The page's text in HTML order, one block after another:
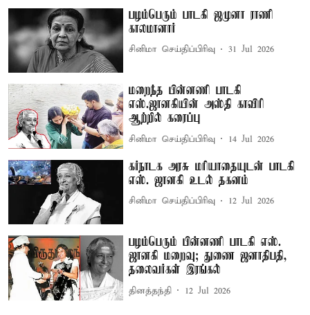
பழம்பெரும் பாடகி ஜமுனா ராணி
காலமானார்
சினிமா செய்திப்பிரிவு 31 Jul 2026
மறைந்த பின்னணி பாடகி
எஸ்.ஜானகியின் அஸ்தி காவிரி
ஆற்றில் கரைப்பு
சினிமா செய்திப்பிரிவு 14 Jul 2026
கர்நாடக அரசு மரியாதையுடன் பாடகி
எஸ். ஜானகி உடல் தகனம்
சினிமா செய்திப்பிரிவு 12 Jul 2026
பழம்பெரும் பின்னணி பாடகி எஸ்.
ஜானகி மறைவு; துணை ஜனாதிபதி,
தலைவர்கள் இரங்கல்
தினத்தந்தி 12 Jul 2026